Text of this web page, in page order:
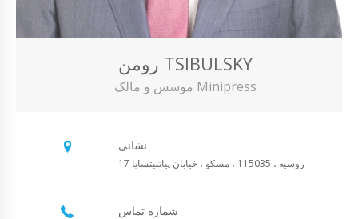
رومن TSIBULSKY
موسس و مالک Minipress
نشانی
روسیه ، 115035 ، مسکو ، خیابان پیاتنیتسایا 17
شماره تماس